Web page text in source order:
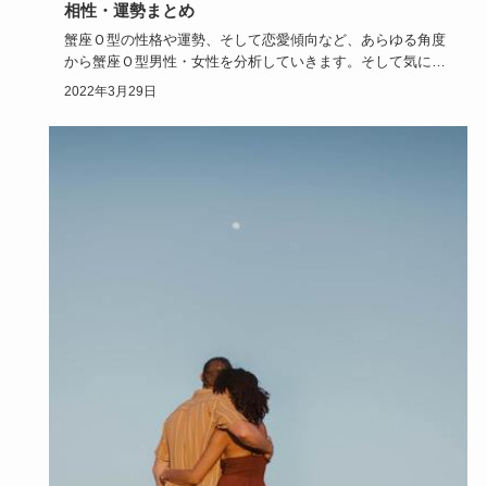
相性・運勢まとめ
蟹座Ｏ型の性格や運勢、そして恋愛傾向など、あらゆる角度
から蟹座Ｏ型男性・女性を分析していきます。そして気にな
る恋愛の相性も…
2022年3月29日